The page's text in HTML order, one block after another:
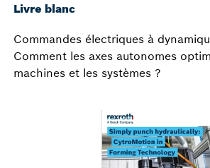
Livre blanc
Commandes électriques à
Comment les axes autonomes
machines et les systèmes ?